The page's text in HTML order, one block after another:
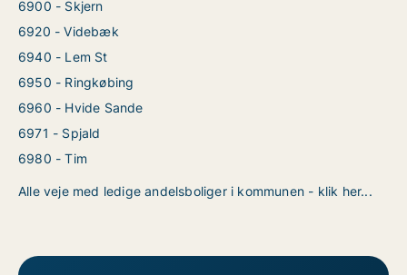
6900 - Skjern
6920 - Videbæk
6940 - Lem St
6950 - Ringkøbing
6960 - Hvide Sande
6971 - Spjald
6980 - Tim
Alle veje med ledige andelsboliger i kommunen - klik her...